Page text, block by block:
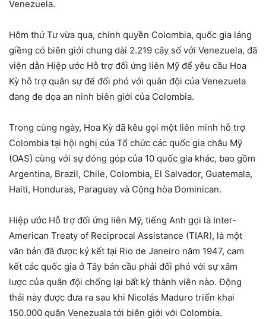
Venezuela.
Hôm thứ Tư vừa qua, chính quyền Colombia, quốc gia láng
giềng có biên giới chung dài 2.219 cây số với Venezuela, đã
viện dẫn Hiệp ước Hỗ trợ đối ứng liên Mỹ để yêu cầu Hoa
Kỳ hỗ trợ quân sự để đối phó với quân đội của Venezuela
đang đe dọa an ninh biên giới của Colombia.
Trong cùng ngày, Hoa Kỳ đã kêu gọi một liên minh hỗ trợ
Colombia tại hội nghị của Tổ chức các quốc gia châu Mỹ
(OAS) cùng với sự đóng góp của 10 quốc gia khác, bao gồm
Argentina, Brazil, Chile, Colombia, El Salvador, Guatemala,
Haiti, Honduras, Paraguay và Cộng hòa Dominican.
Hiệp ước Hỗ trợ đối ứng liên Mỹ, tiếng Anh gọi là Inter-
American Treaty of Reciprocal Assistance (TIAR), là một
văn bản đã được ký kết tại Rio de Janeiro năm 1947, cam
kết các quốc gia ở Tây bán cầu phải đối phó với sự xâm
lược của quân đội chống lại bất kỳ thành viên nào. Động
thái này được đưa ra sau khi Nicolás Maduro triển khai
150.000 quân Venezuala tới biên giới với Colombia.